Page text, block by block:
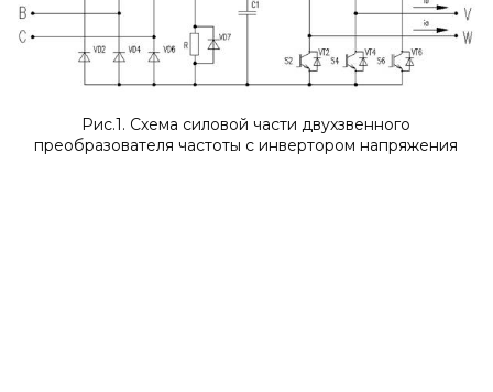
Рис.1. Схема силовой части двухзвенного
преобразователя частоты с инвертором напряжения